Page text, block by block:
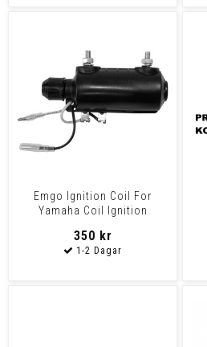
Emgo Ignition Coil For
Yamaha Coil Ignition
350 kr